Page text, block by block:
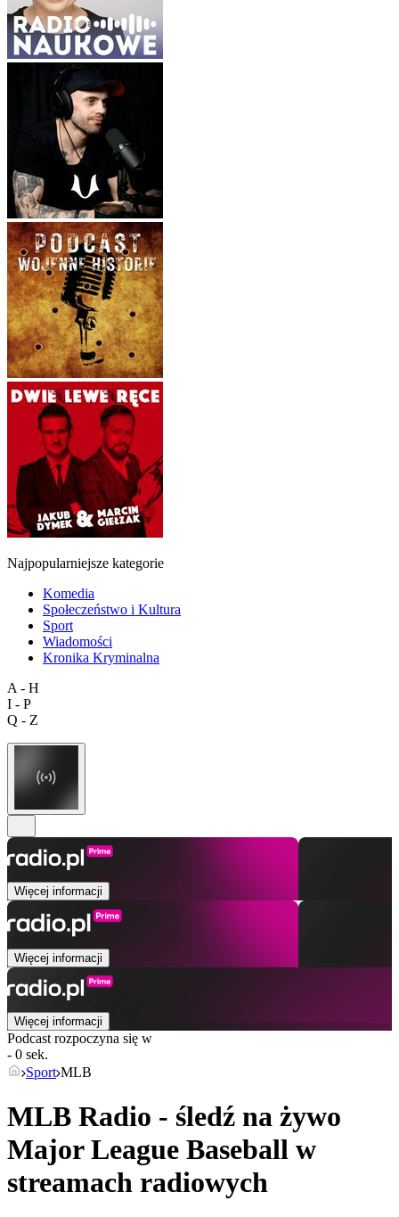
Najpopularniejsze kategorie
Komedia
Społeczeństwo i Kultura
Sport
Wiadomości
Kronika Kryminalna
A - H
I - P
Q - Z
Więcej informacji
Więcej informacji
Więcej informacji
Podcast rozpoczyna się w
- 0 sek.
Sport MLB
MLB Radio - śledź na żywo
Major League Baseball w
streamach radiowych